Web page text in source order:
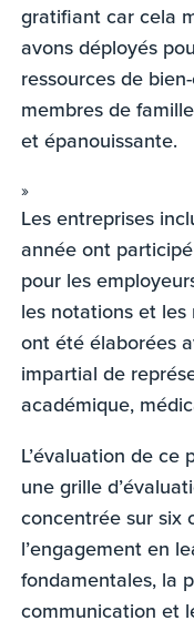
gratifiant car cela
avons déployés
ressources de
membres de
et épanouissante.
»
Les entreprises
année ont
pour les
les notations et
ont été élaborées
impartial de
académique,
L’évaluation de
une grille
concentrée sur six
l’engagement en
fondamentales, la
communication et